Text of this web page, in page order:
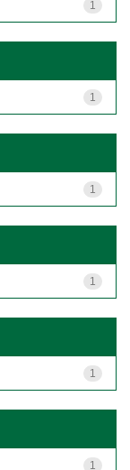
1
1
1
1
1
1